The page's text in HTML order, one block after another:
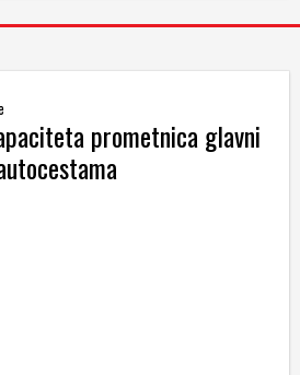
prometnica glavni